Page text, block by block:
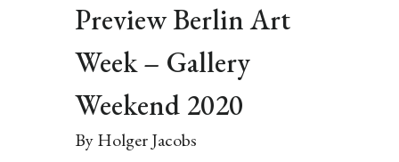
Preview Berlin Art
Week – Gallery
Weekend 2020
By Holger Jacobs